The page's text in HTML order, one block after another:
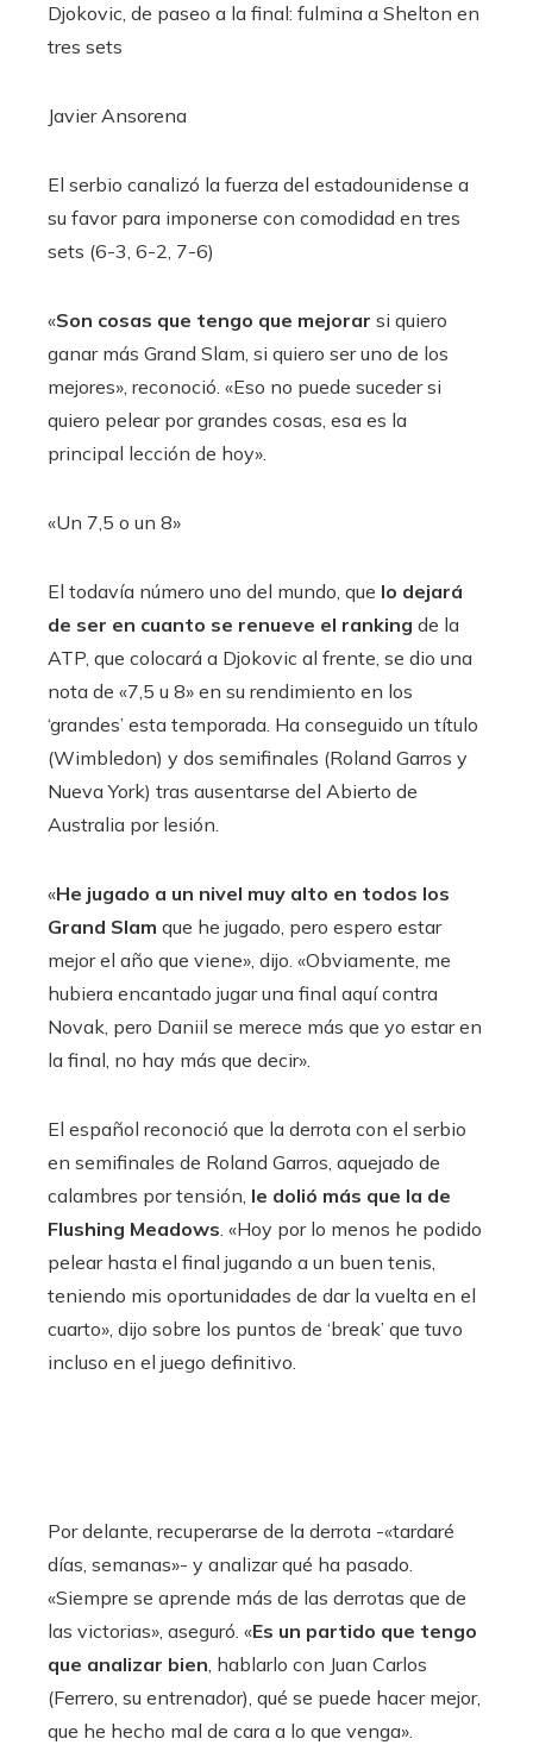
Djokovic, de paseo a la final: fulmina a Shelton en
tres sets
Javier Ansorena
El serbio canalizó la fuerza del estadounidense a
su favor para imponerse con comodidad en tres
sets (6-3, 6-2, 7-6)
«Son cosas que tengo que mejorar si quiero
ganar más Grand Slam, si quiero ser uno de los
mejores», reconoció. «Eso no puede suceder si
quiero pelear por grandes cosas, esa es la
principal lección de hoy».
«Un 7,5 o un 8»
El todavía número uno del mundo, que lo dejará
de ser en cuanto se renueve el ranking de la
ATP, que colocará a Djokovic al frente, se dio una
nota de «7,5 u 8» en su rendimiento en los
‘grandes’ esta temporada. Ha conseguido un título
(Wimbledon) y dos semifinales (Roland Garros y
Nueva York) tras ausentarse del Abierto de
Australia por lesión.
«He jugado a un nivel muy alto en todos los
Grand Slam que he jugado, pero espero estar
mejor el año que viene», dijo. «Obviamente, me
hubiera encantado jugar una final aquí contra
Novak, pero Daniil se merece más que yo estar en
la final, no hay más que decir».
El español reconoció que la derrota con el serbio
en semifinales de Roland Garros, aquejado de
calambres por tensión, le dolió más que la de
Flushing Meadows. «Hoy por lo menos he podido
pelear hasta el final jugando a un buen tenis,
teniendo mis oportunidades de dar la vuelta en el
cuarto», dijo sobre los puntos de ‘break’ que tuvo
incluso en el juego definitivo.
Por delante, recuperarse de la derrota -«tardaré
días, semanas»- y analizar qué ha pasado.
«Siempre se aprende más de las derrotas que de
las victorias», aseguró. «Es un partido que tengo
que analizar bien, hablarlo con Juan Carlos
(Ferrero, su entrenador), qué se puede hacer mejor,
que he hecho mal de cara a lo que venga».